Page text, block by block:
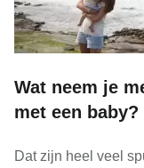
Wat neem je
met een baby?
Dat zijn heel veel